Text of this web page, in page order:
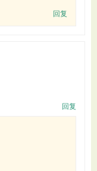
回复
回复